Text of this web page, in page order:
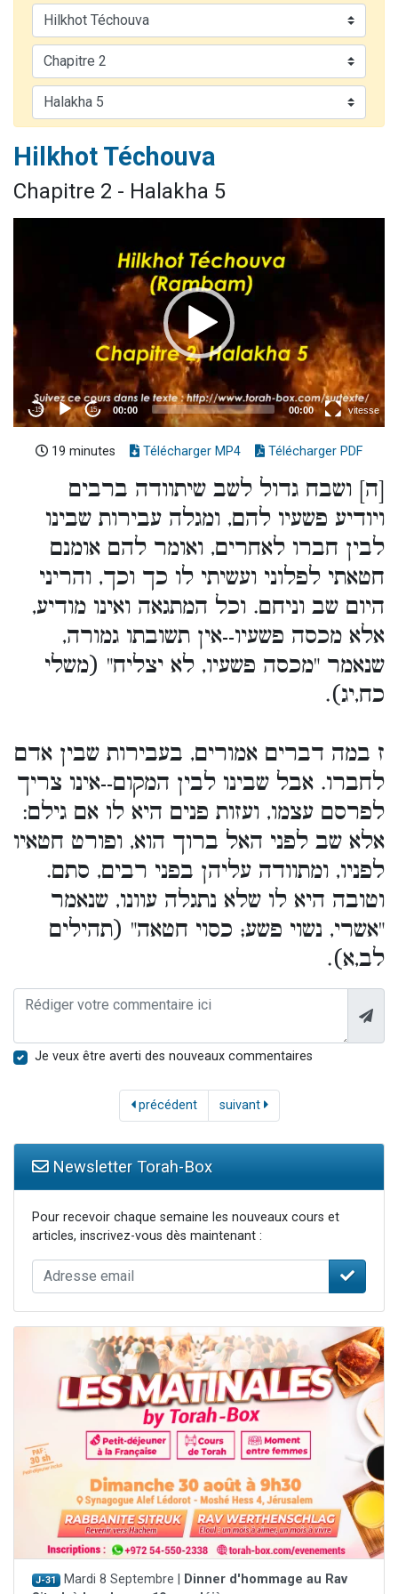
Il reste 49 places pour étudier en groupe sur Zoom
12 nouvelles musiques dans Torah-Box Music
3 personnes viennent de nous rejoindre sur WhatsApp
2 personnes viennent de nous rejoindre sur WhatsApp
2 personnes viennent de nous rejoindre sur WhatsApp
Hilkhot Téchouva
Chapitre 2 - Halakha 5
19 minutes Télécharger MP4 Télécharger PDF
[ה] ושבח גדול לשב שיתוודה ברבים
ויודיע פשעיו להם, ומגלה עבירות שבינו
לבין חברו לאחרים, ואומר להם אומנם
חטאתי לפלוני ועשיתי לו כך וכך, והריני
היום שב וניחם. וכל המתגאה ואינו מודיע,
אלא מכסה פשעיו--אין תשובתו גמורה,
שנאמר "מכסה פשעיו, לא יצליח" (משלי
כח,יג).
ז במה דברים אמורים, בעבירות שבין אדם
לחברו. אבל שבינו לבין המקום--אינו צריך
לפרסם עצמו, ועזות פנים היא לו אם גילם:
אלא שב לפני האל ברוך הוא, ופורט חטאיו
לפניו, ומתוודה עליהן בפני רבים, סתם.
וטובה היא לו שלא נתגלה עוונו, שנאמר
"אשרי, נשוי פשע; כסוי חטאה" (תהילים
לב,א).
Je veux être averti des nouveaux commentaires
précédent suivant
Newsletter Torah-Box
Pour recevoir chaque semaine les nouveaux cours et
articles, inscrivez-vous dès maintenant :
J-31 Mardi 8 Septembre |
Dinner d'hommage au Rav